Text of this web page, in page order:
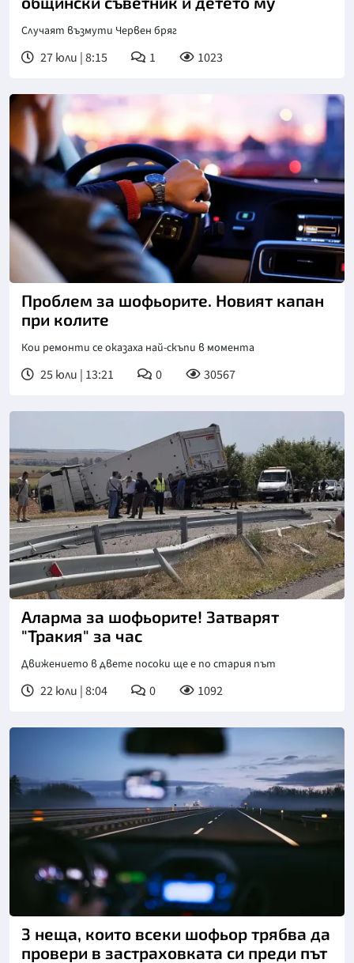
Случаят възмути Червен бряг
27 юли | 8:15 1 1023
Проблем за шофьорите. Новият капан
при колите
Кои ремонти се оказаха най-скъпи в момента
25 юли | 13:21 0 30567
Аларма за шофьорите! Затварят
"Тракия" за час
Движението в двете посоки ще е по стария път
22 юли | 8:04 0 1092
3 неща, които всеки шофьор трябва да
провери в застраховката си преди път